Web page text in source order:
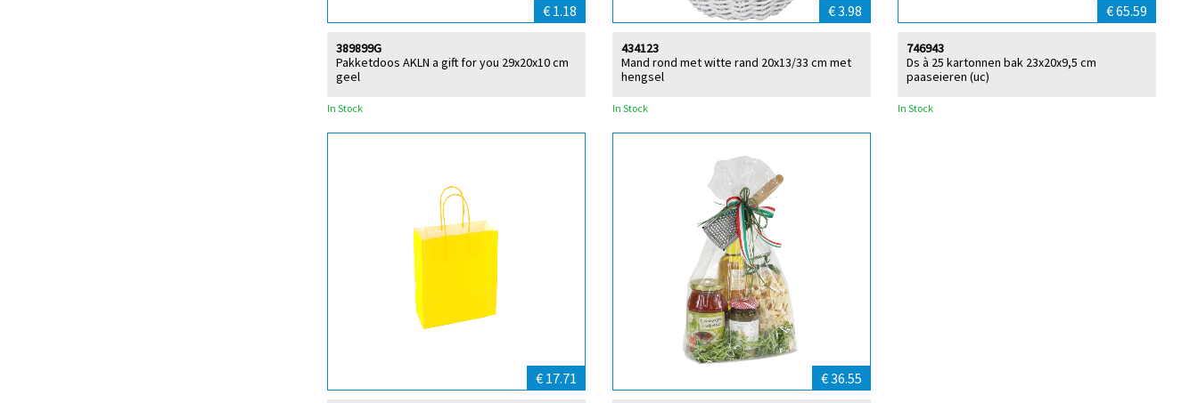
€ 1.18
Pakketdoos AKLN a gift for you 29x20x10 cm
geel
389899G
In Stock
€ 3.98
Mand rond met witte rand 20x13/33 cm met
hengsel
434123
In Stock
€ 65.59
Ds à 25 kartonnen bak 23x20x9,5 cm
paaseieren (uc)
746943
In Stock
€ 17.71 € 36.55